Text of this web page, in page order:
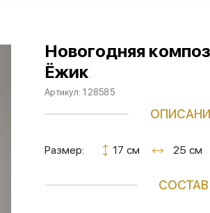
Новогодняя
Ёжик
Артикул:128585
Размер: 17 см 25 см
СОСТАВ